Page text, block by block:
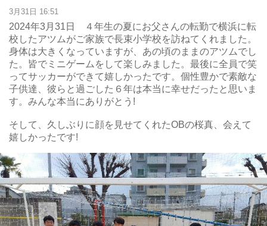
3月31日 16:51
2024年3月31日 ４年生の夏にお父さんの転勤で横浜に転
校したアツムがご家族で長束小学校を訪ねてくれました。
身体は大きくなっていますが、あの頃のままのアツムでし
た。皆でミニゲームをして楽しみました。最後に全員で笑
ってサッカーができて嬉しかったです。個性豊かで素敵な
子供達、彼らと過ごした６年は本当に幸せだったと思いま
す。みんな本当にありがとう!
そして、久しぶりに顔を見せてくれたOBの桜真、会えて
嬉しかったです!